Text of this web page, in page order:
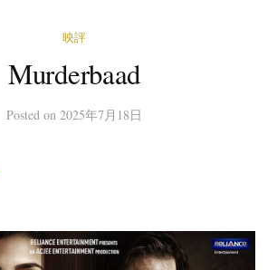
映評
Murderbaad
Posted on 2025年7月18日